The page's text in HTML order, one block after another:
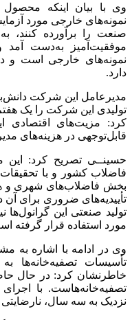
وی با بیان اینکه
نمونه‌های خارجی مورد
صنعت را برآورده کنند،
موفقیت‌آمیز به‌دست آمد
نمونه‌های خارجی است و
دارد.
مدیرعامل این شرکت
تولیدی این شرکت را یک
کرد: مزیت‌های اقتصادی
قابل‌توجهی در هزینه‌های
حسینــی تصریح کرد:
فاضلاب کشور و با
بخش فاضلاب‌های شهری و
تأییدیه‌های ضروری برای
تولید صنعتی این گرانول‌ها
مورد استفاده قرار گرفته
وی در ادامه با اشاره به
تأسیسات تصفیه‌خانه‌ها
خاطرنشان کرد: در حال
تصفیه‌خانه‌هاست. با
نزدیک به سه سال،